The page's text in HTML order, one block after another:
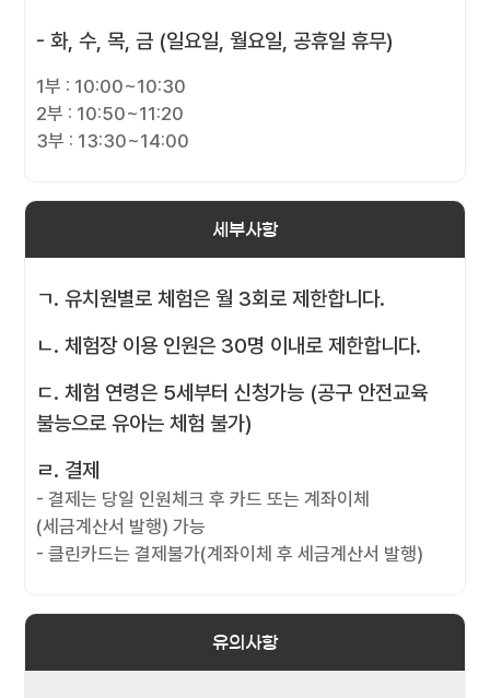
- 화, 수, 목, 금 (일요일, 월요일, 공휴일 휴무)
1부 : 10:00~10:30
2부 : 10:50~11:20
3부 : 13:30~14:00
세부사항
ㄱ. 유치원별로 체험은 월 3회로 제한합니다.
ㄴ. 체험장 이용 인원은 30명 이내로 제한합니다.
ㄷ. 체험 연령은 5세부터 신청가능 (공구 안전교육
불능으로 유아는 체험 불가)
ㄹ. 결제
- 결제는 당일 인원체크 후 카드 또는 계좌이체
(세금계산서 발행) 가능
- 클린카드는 결제불가(계좌이체 후 세금계산서 발행)
유의사항